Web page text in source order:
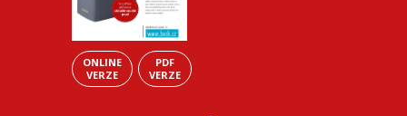
ONLINE
VERZE
PDF
VERZE